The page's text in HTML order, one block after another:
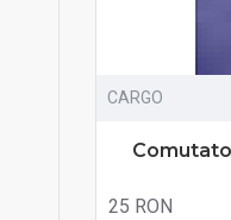
CARGO
25 RON